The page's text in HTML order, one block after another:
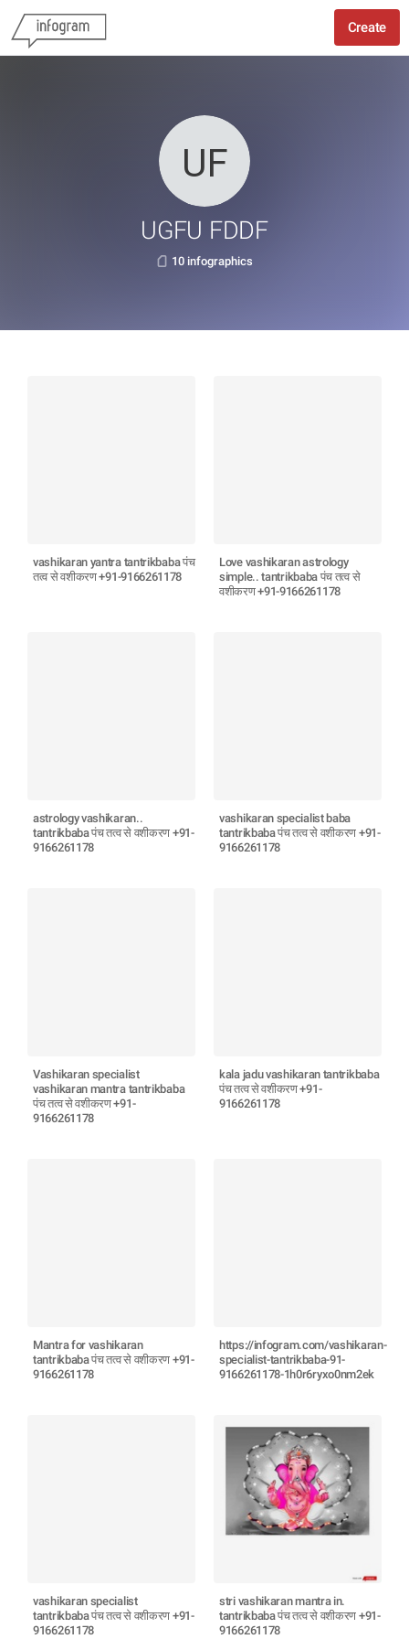
Create
UGFU FDDF
10 infographics
vashikaran yantra tantrikbaba पंच
तत्व से वशीकरण +91-9166261178
Love vashikaran astrology
simple.. tantrikbaba पंच तत्व से
वशीकरण +91-9166261178
astrology vashikaran..
tantrikbaba पंच तत्व से वशीकरण +91-
9166261178
vashikaran specialist baba
tantrikbaba पंच तत्व से वशीकरण +91-
9166261178
Vashikaran specialist
vashikaran mantra tantrikbaba
पंच तत्व से वशीकरण +91-
9166261178
kala jadu vashikaran tantrikbaba
पंच तत्व से वशीकरण +91-
9166261178
Mantra for vashikaran
tantrikbaba पंच तत्व से वशीकरण +91-
9166261178
https://infogram.com/vashikaran-
specialist-tantrikbaba-91-
9166261178-1h0r6ryxo0nm2ek
vashikaran specialist
tantrikbaba पंच तत्व से वशीकरण +91-
9166261178
stri vashikaran mantra in.
tantrikbaba पंच तत्व से वशीकरण +91-
9166261178